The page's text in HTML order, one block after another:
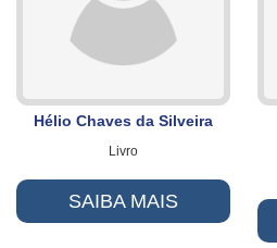
Hélio Chaves da Silveira
Livro
SAIBA MAIS